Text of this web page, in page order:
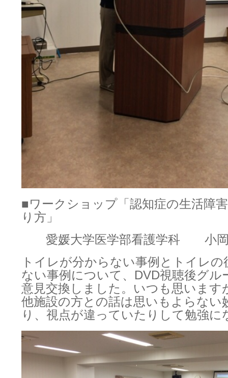
■ワークショップ「認知症の生活障
り方」
愛媛大学医学部看護学科 小
トイレが分からない事例とトイレの
ない事例について、DVD視聴後グル
意見交換しました。いつも思います
他施設の方との話は思いもよらない
り、視点が違っていたりして勉強